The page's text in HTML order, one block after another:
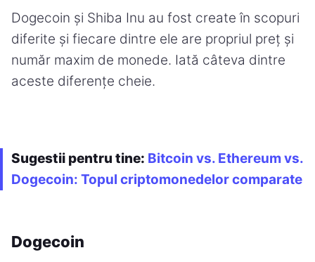
Dogecoin și Shiba Inu au fost create în scopuri
diferite și fiecare dintre ele are propriul preț și
număr maxim de monede. Iată câteva dintre
aceste diferențe cheie.
Sugestii pentru tine: Bitcoin vs. Ethereum vs.
Dogecoin: Topul criptomonedelor comparate
Dogecoin